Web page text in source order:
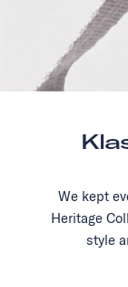
We kept
Heritage
style